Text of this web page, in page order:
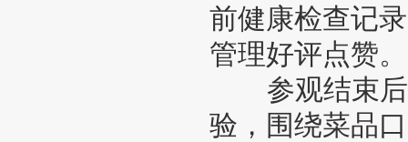
前健康检查记
管理好评点赞。
参观结束后
验，围绕菜品